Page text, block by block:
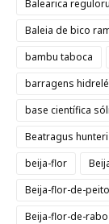
Balearica
Baleia de bico
bambu taboca
barragens
base científica
Beatragus hunteri
beija-flor
Beija-flor-de-
Beija-flor-de-